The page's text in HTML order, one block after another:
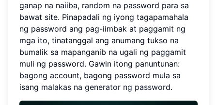
ganap na naiiba, random na password para sa
bawat site. Pinapadali ng iyong tagapamahala
ng password ang pag-iimbak at paggamit ng
mga ito, tinatanggal ang anumang tukso na
bumalik sa mapanganib na ugali ng paggamit
muli ng password. Gawin itong panuntunan:
bagong account, bagong password mula sa
isang malakas na generator ng password.